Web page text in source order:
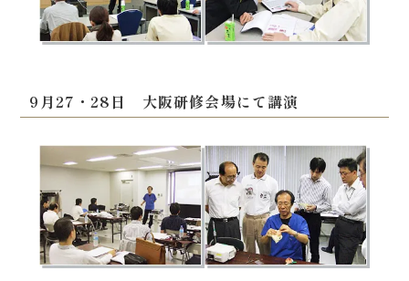
9月27・28日 大阪研修会場にて講演